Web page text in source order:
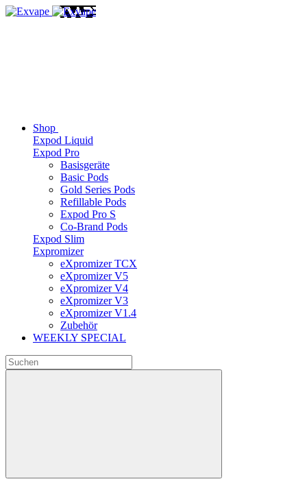
Shop
Expod Liquid
Expod Pro
Basisgeräte
Basic Pods
Gold Series Pods
Refillable Pods
Expod Pro S
Co-Brand Pods
Expod Slim
Expromizer
eXpromizer TCX
eXpromizer V5
eXpromizer V4
eXpromizer V3
eXpromizer V1.4
Zubehör
WEEKLY SPECIAL